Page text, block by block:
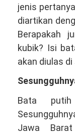
Hubungi
VIA
Telepon/WA
jenis
diartikan
Berapakah
kubik? Isi
akan diulas di
Bata
Jawa